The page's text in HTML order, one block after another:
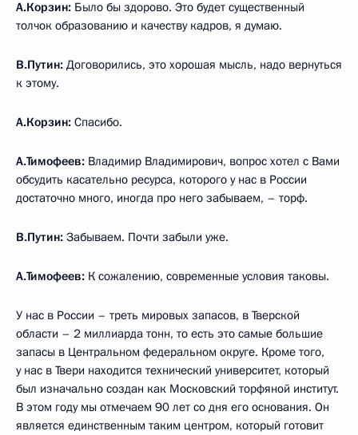
А.Корзин: Было бы здорово. Это будет существенный
толчок образованию и качеству кадров, я думаю.
В.Путин: Договорились, это хорошая мысль, надо вернуться
к этому.
А.Корзин: Спасибо.
А.Тимофеев: Владимир Владимирович, вопрос хотел с Вами
обсудить касательно ресурса, которого у нас в России
достаточно много, иногда про него забываем, – торф.
В.Путин: Забываем. Почти забыли уже.
А.Тимофеев: К сожалению, современные условия таковы.
У нас в России – треть мировых запасов, в Тверской
области – 2 миллиарда тонн, то есть это самые большие
запасы в Центральном федеральном округе. Кроме того,
у нас в Твери находится технический университет, который
был изначально создан как Московский торфяной институт.
В этом году мы отмечаем 90 лет со дня его основания. Он
является единственным таким центром, который готовит